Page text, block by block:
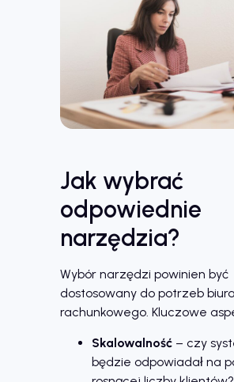
Jak wybrać
odpowiednie
narzędzia?
Wybór narzędzi powinien być
dostosowany do potrzeb biura
rachunkowego. Kluczowe
Skalowalność – czy
będzie odpowiadał na